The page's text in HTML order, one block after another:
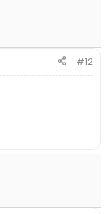
#12